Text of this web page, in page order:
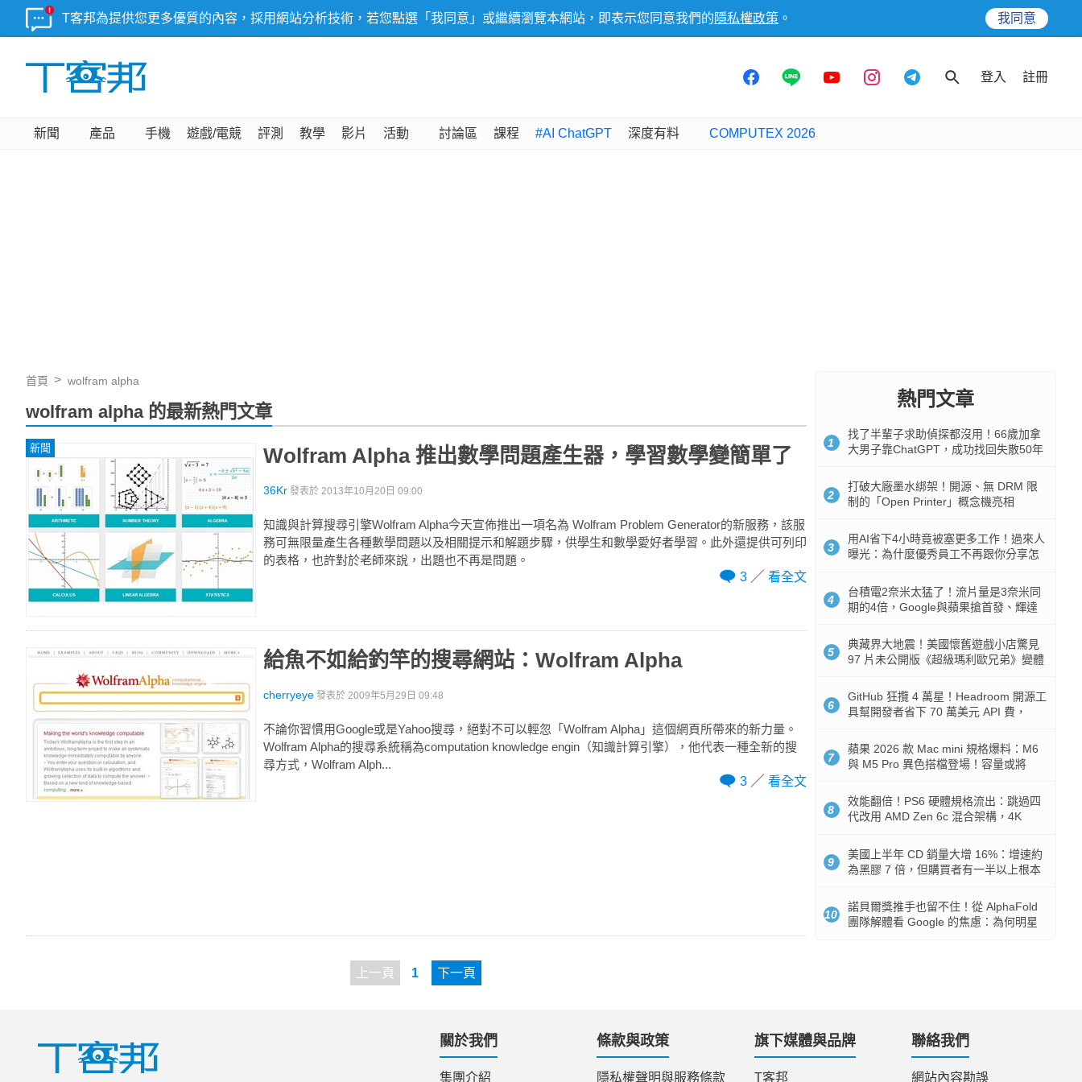
T客邦為提供您更多優質的內容，採用網站分析技術，若您點選「我同意」或繼續瀏覽本網站，即表示您同意我們的 隱私權政策 。 我同意
登入 註冊
新聞 產品 手機 遊戲/電競 評測 教學 影片 活動 討論區 課程 #AI ChatGPT 深度有料 COMPUTEX 2026
首頁 wolfram alpha
wolfram alpha 的最新熱門文章
新聞 Wolfram Alpha 推出數學問題產生器，學習數學變簡單了
36Kr 發表於 2013年10月20日 09:00
知識與計算搜尋引擎Wolfram Alpha今天宣佈推出一項名為 Wolfram Problem Generator的新服務，該服
務可無限量產生各種數學問題以及相關提示和解題步驟，供學生和數學愛好者學習。此外還提供可列印
的表格，也許對於老師來說，出題也不再是問題。
3
看全文
給魚不如給釣竿的搜尋網站：Wolfram Alpha
cherryeye 發表於 2009年5月29日 09:48
不論你習慣用Google或是Yahoo搜尋，絕對不可以輕忽「Wolfram Alpha」這個網頁所帶來的新力量。
Wolfram Alpha的搜尋系統稱為computation knowledge engin（知識計算引擎），他代表一種全新的搜
尋方式，Wolfram Alph...
3
看全文
上一頁 1 下一頁
熱門文章
1
找了半輩子求助偵探都沒用！66歲加拿
大男子靠ChatGPT，成功找回失散50年
2
打破大廠墨水綁架！開源、無 DRM 限
制的「Open Printer」概念機亮相
3
用AI省下4小時竟被塞更多工作！過來人
曝光：為什麼優秀員工不再跟你分享怎
4
台積電2奈米太猛了！流片量是3奈米同
期的4倍，Google與蘋果搶首發、輝達
5
典藏界大地震！美國懷舊遊戲小店驚見
97 片未公開版《超級瑪利歐兄弟》變體
6
GitHub 狂攬 4 萬星！Headroom 開源工
具幫開發者省下 70 萬美元 API 費，
7
蘋果 2026 款 Mac mini 規格爆料：M6
與 M5 Pro 異色搭檔登場！容量或將
8
效能翻倍！PS6 硬體規格流出：跳過四
代改用 AMD Zen 6c 混合架構，4K
9
美國上半年 CD 銷量大增 16%：增速約
為黑膠 7 倍，但購買者有一半以上根本
10
諾貝爾獎推手也留不住！從 AlphaFold
團隊解體看 Google 的焦慮：為何明星
關於我們
集團介紹
條款與政策
隱私權聲明與服務條款
旗下媒體與品牌
T客邦
聯絡我們
網站內容勘誤